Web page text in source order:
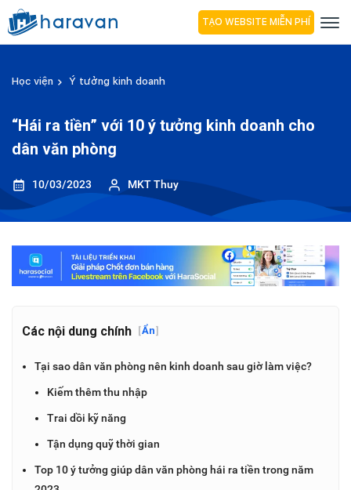
TẠO WEBSITE MIỄN PHÍ
Học viện Ý tưởng kinh doanh
“Hái ra tiền” với 10 ý tưởng kinh doanh cho
dân văn phòng
10/03/2023 MKT Thuy
Các nội dung chính [Ẩn]
Tại sao dân văn phòng nên kinh doanh sau giờ làm việc?
Kiếm thêm thu nhập
Trai dồi kỹ năng
Tận dụng quỹ thời gian
Top 10 ý tưởng giúp dân văn phòng hái ra tiền trong năm